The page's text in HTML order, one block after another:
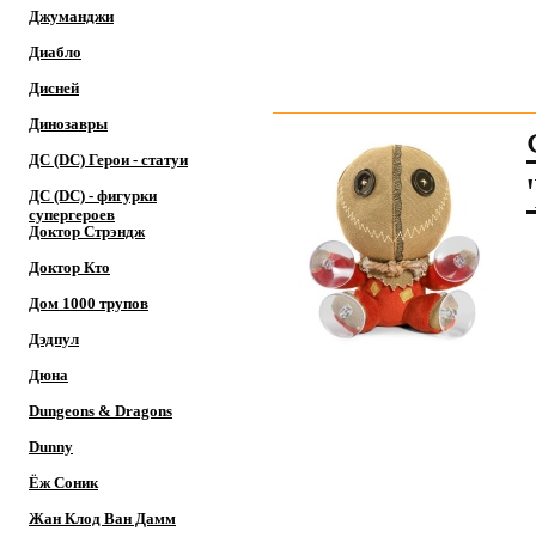
Джуманджи
Диабло
Дисней
Динозавры
ДС (DC) Герои - cтатуи
ДС (DC) - фигурки
супергероев
Доктор Cтрэндж
Доктор Кто
Дом 1000 трупов
Дэдпул
Дюна
Dungeons & Dragons
Dunny
Ёж Соник
Жан Клод Ван Дамм